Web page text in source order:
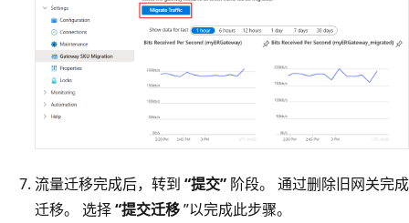
流量迁移完成后，转到 “提交” 阶段。 通过删除旧网关完成
迁移。 选择“提交迁移”以完成此步骤。